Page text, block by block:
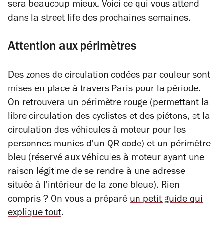
sera beaucoup mieux. Voici ce qui vous attend
dans la street life des prochaines semaines.
Attention aux périmètres
Des zones de circulation codées par couleur sont
mises en place à travers Paris pour la période.
On retrouvera un périmètre rouge (permettant la
libre circulation des cyclistes et des piétons, et la
circulation des véhicules à moteur pour les
personnes munies d'un QR code) et un périmètre
bleu (réservé aux véhicules à moteur ayant une
raison légitime de se rendre à une adresse
située à l'intérieur de la zone bleue). Rien
compris ? On vous a préparé un petit guide qui
explique tout.